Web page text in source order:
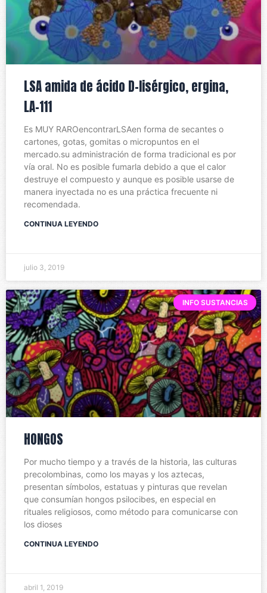
LSA amida de ácido D-lisérgico, ergina,
LA-111
Es MUY RAROencontrarLSAen forma de secantes o
cartones, gotas, gomitas o micropuntos en el
mercado.su administración de forma tradicional es por
vía oral. No es posible fumarla debido a que el calor
destruye el compuesto y aunque es posible usarse de
manera inyectada no es una práctica frecuente ni
recomendada.
CONTINUA LEYENDO
julio 3, 2019
INFO SUSTANCIAS
HONGOS
Por mucho tiempo y a través de la historia, las culturas
precolombinas, como los mayas y los aztecas,
presentan símbolos, estatuas y pinturas que revelan
que consumían hongos psilocibes, en especial en
rituales religiosos, como método para comunicarse con
los dioses
CONTINUA LEYENDO
abril 1, 2019